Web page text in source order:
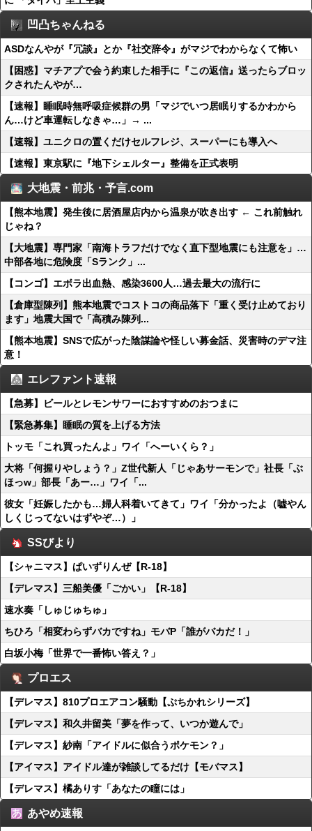
凹凸ちゃんねる
ASDなんやが『冗談』とか『社交辞令』がマジでわからなくて怖い
【困惑】マチアプで会う約束した相手に『この返信』送ったらブロッ
クされたんやが…
【速報】睡眠時無呼吸症候群の男「マジでいつ居眠りするかわから
ん…けど車運転しなきゃ…」→ ...
【速報】ユニクロの置くだけセルフレジ、スーパーにも導入へ
【速報】東京駅に『地下シェルター』整備を正式表明
大地震・前兆・予言.com
【熊本地震】発生後に居酒屋店内から温泉が吹き出す ← これ前触れ
じゃね？
【大地震】専門家「南海トラフだけでなく直下型地震にも注意を」…
中部各地に危険度「Sランク」...
【コンゴ】エボラ出血熱、感染3600人…過去最大の流行に
【倉庫型陳列】熊本地震でコストコの商品落下「重く受け止めており
ます」地震大国で「高積み陳列...
【熊本地震】SNSで広がった陰謀論や怪しい募金話、災害時のデマ注
意！
エレファント速報
【急募】ビールとレモンサワーにおすすめのおつまに
【緊急募集】睡眠の質を上げる方法
トッモ「これ買ったんよ」ワイ「へーいくら？」
大将「何握りやしょう？」Z世代新人「じゃあサーモンで」社長「ぶ
ほっw」部長「あー…」ワイ「...
彼女「妊娠したかも…婦人科着いてきて」ワイ「分かったよ（嘘やん
しくじってないはずやぞ…）」
SSびより
【シャニマス】ぱいずりんぜ【R-18】
【デレマス】三船美優「ごかい」【R-18】
速水奏「しゅじゅちゅ」
ちひろ「相変わらずバカですね」モバP「誰がバカだ！」
白坂小梅「世界で一番怖い答え？」
プロエス
【デレマス】810プロエアコン騒動【ぷちかれシリーズ】
【デレマス】和久井留美「夢を作って、いつか遊んで」
【デレマス】紗南「アイドルに似合うポケモン？」
【アイマス】アイドル達が雑談してるだけ【モバマス】
【デレマス】橘ありす「あなたの瞳には」
あやめ速報